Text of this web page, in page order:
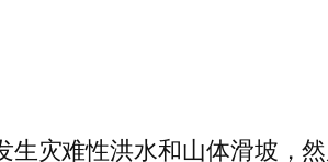
灾难性洪水和山体滑坡，